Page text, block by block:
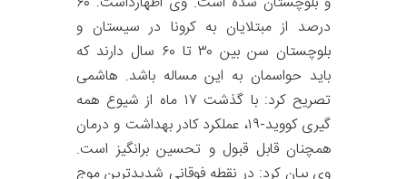
درصد از مبتلایان به کرونا در سیستان و
بلوچستان سن بین ۳۰ تا ۶۰ سال دارند که
باید حواسمان به این مساله باشد. هاشمی
تصریح کرد: با گذشت ۱۷ ماه از شیوع همه
گیری کووید-۱۹، عملکرد کادر بهداشت و درمان
همچنان قابل قبول و تحسین برانگیز است.